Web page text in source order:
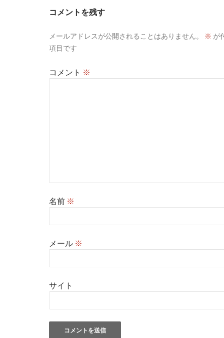
コメントを残す
メールアドレスが公開されることはありません。 ※ が
項目です
コメント ※
名前 ※
メール ※
サイト